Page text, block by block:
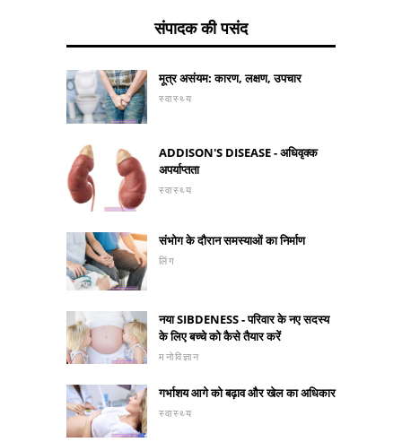
संपादक की पसंद
मूत्र असंयम: कारण, लक्षण, उपचार
स्वास्थ्य
ADDISON'S DISEASE - अधिवृक्क
अपर्याप्तता
स्वास्थ्य
संभोग के दौरान समस्याओं का निर्माण
लिंग
नया SIBDENESS - परिवार के नए सदस्य
के लिए बच्चे को कैसे तैयार करें
मनोविज्ञान
गर्भाशय आगे को बढ़ाव और खेल का अधिकार
स्वास्थ्य